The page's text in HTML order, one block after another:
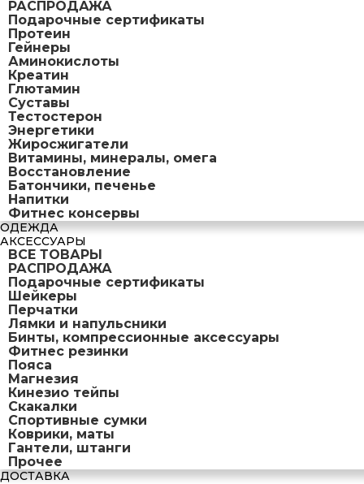
РАСПРОДАЖА
Подарочные сертификаты
Протеин
Гейнеры
Аминокислоты
Креатин
Глютамин
Суставы
Тестостерон
Энергетики
Жиросжигатели
Витамины, минералы, омега
Восстановление
Батончики, печенье
Напитки
Фитнес консервы
ОДЕЖДА
АКСЕССУАРЫ
ВСЕ ТОВАРЫ
РАСПРОДАЖА
Подарочные сертификаты
Шейкеры
Перчатки
Лямки и напульсники
Бинты, компрессионные аксессуары
Фитнес резинки
Пояса
Магнезия
Кинезио тейпы
Скакалки
Спортивные сумки
Коврики, маты
Гантели, штанги
Прочее
ДОСТАВКА